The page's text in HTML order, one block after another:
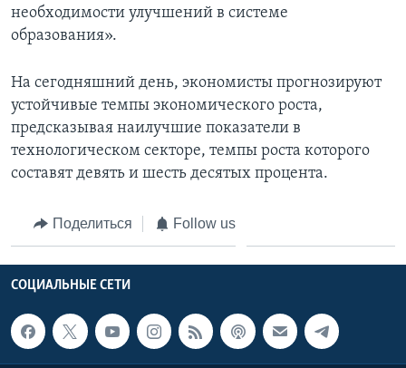
необходимости улучшений в системе
образования».
На сегодняшний день, экономисты прогнозируют
устойчивые темпы экономического роста,
предсказывая наилучшие показатели в
технологическом секторе, темпы роста которого
составят девять и шесть десятых процента.
Поделиться Follow us
СОЦИАЛЬНЫЕ СЕТИ